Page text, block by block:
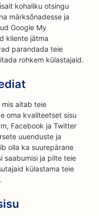
kohaliku otsingu
märksõnadesse ja
Google My
kliente jätma
parandada teie
rohkem külastajaid.
mis aitab teie
oma kvaliteetset sisu
Facebook ja Twitter
uuenduste ja
olla ka suurepärane
saabumisi ja pilte teie
külastama teie